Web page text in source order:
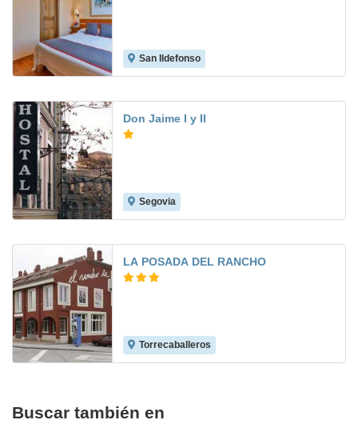
San Ildefonso
Don Jaime I y II
Segovia
LA POSADA DEL RANCHO
Torrecaballeros
Buscar también en